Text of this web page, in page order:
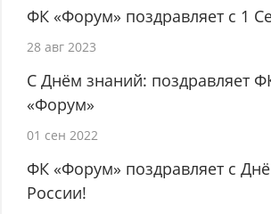
ФК «Форум» поздравляет с 1
28 авг 2023
С Днём знаний: поздравляет
«Форум»
01 сен 2022
ФК «Форум» поздравляет с
России!